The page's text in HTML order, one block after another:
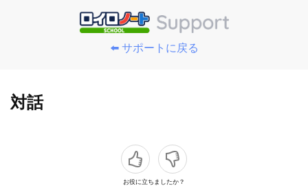
⬅️ サポートに戻る
対話
お役に立ちましたか？